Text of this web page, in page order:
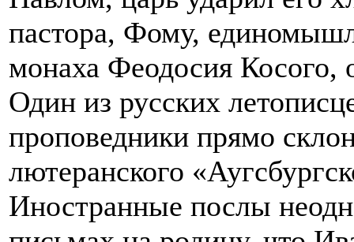
пастора, Фому,
монаха Феодосия Косого,
Один из русских
проповедники прямо
лютеранского
Иностранные послы